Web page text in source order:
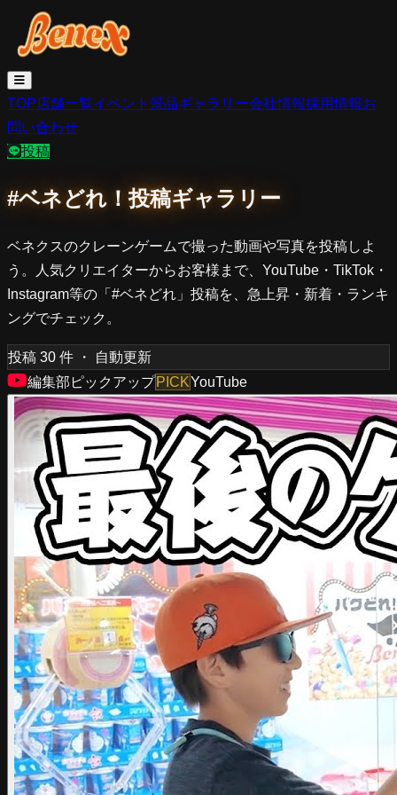
TOP店舗一覧イベント 景品ギャラリー会社情報採用情報お
問い合わせ
投稿
#ベネどれ！投稿ギャラリー
ベネクスのクレーンゲームで撮った動画や写真を投稿しよ
う。人気クリエイターからお客様まで、YouTube・TikTok・
Instagram等の「#ベネどれ」投稿を、急上昇・新着・ランキ
ングでチェック。
投稿 30 件 ・ 自動更新
編集部ピックアップPICKYouTube